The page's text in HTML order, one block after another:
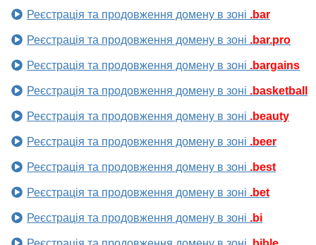
Реєстрація та продовження домену в зоні .bar
Реєстрація та продовження домену в зоні .bar.pro
Реєстрація та продовження домену в зоні .bargains
Реєстрація та продовження домену в зоні .basketball
Реєстрація та продовження домену в зоні .beauty
Реєстрація та продовження домену в зоні .beer
Реєстрація та продовження домену в зоні .best
Реєстрація та продовження домену в зоні .bet
Реєстрація та продовження домену в зоні .bi